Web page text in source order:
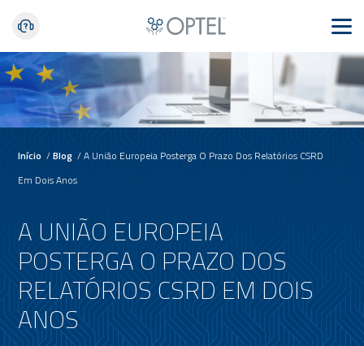
Início /Blog /A União Europeia Posterga O Prazo Dos Relatórios CSRD
Em Dois Anos
A UNIÃO EUROPEIA
POSTERGA O PRAZO DOS
RELATÓRIOS CSRD EM DOIS
ANOS